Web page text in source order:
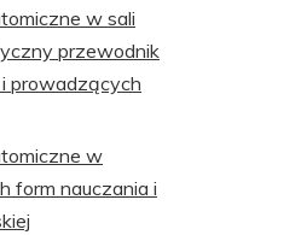
w sali
przewodnik
prowadzących
w
form nauczania i